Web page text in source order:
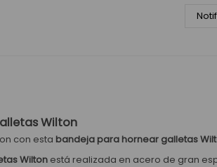
Wilton
con esta bandeja para hornear galletas
Wilton está realizada en acero de gran